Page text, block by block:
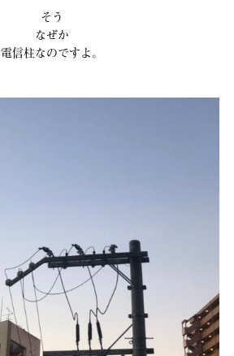
そう
なぜか
電信柱なのですよ。